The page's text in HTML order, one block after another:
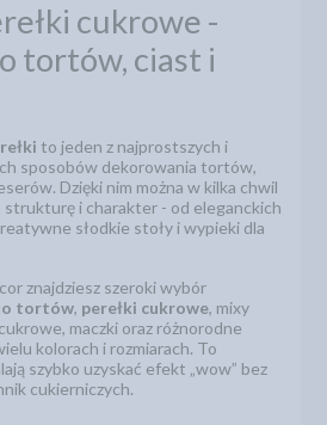
cukrowe -
tortów, ciast i
to jeden z najprostszych i
sposobów dekorowania tortów,
Dzięki nim można w kilka chwil
strukturę i charakter - od eleganckich
słodkie stoły i wypieki dla
znajdziesz szeroki wybór
tortów, perełki cukrowe, mixy
maczki oraz różnorodne
kolorach i rozmiarach. To
szybko uzyskać efekt „wow” bez
cukierniczych.